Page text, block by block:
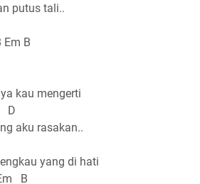
putus tali..
Em B
kau mengerti
aku rasakan..
yang di hati
B